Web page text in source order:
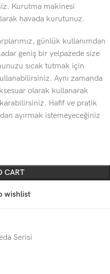
Kurutma makinesi
havada kurutunuz.
günlük kullanımdan
geniş bir yelpazede size
sıcak tutmak için
Aynı zamanda
olarak kullanarak
Hafif ve pratik
ayırmak istemeyeceğiniz
CART
wishlist
Serisi